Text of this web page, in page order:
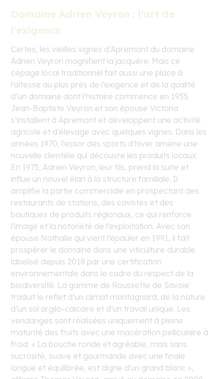
Domaine Adrien Veyron : l’art de
l’exigence
Certes, les vieilles vignes d’Apremont du domaine
Adrien Veyron magnifient la jacquère. Mais ce
cépage local traditionnel fait aussi une place à
l’altesse au plus près de l’exigence et de la qualité
d’un domaine dont l’histoire commence en 1955.
Jean-Baptiste Veyron et son épouse Victoria
s’installent à Apremont et développent une activité
agricole et d’élevage avec quelques vignes. Dans les
années 1970, l’essor des sports d’hiver amène une
nouvelle clientèle qui découvre les produits locaux.
En 1975, Adrien Veyron, leur fils, prend la suite et
influe un nouvel élan à la structure familiale. Il
amplifie la partie commerciale en prospectant des
restaurants de stations, des cavistes et des
boutiques de produits régionaux, ce qui renforce
l’image et la notoriété de l’exploitation. Avec son
épouse Nathalie qui vient l’épauler en 1991, il fait
prospérer le domaine dans une viticulture durable
labelisé depuis 2018 par une certification
environnementale dans le cadre du respect de la
biodiversité. La gamme de Roussette de Savoie
traduit le reflet d’un climat montagnard, de la nature
d’un sol argilo-calcaire et d’un travail unique. Les
vendanges sont réalisées uniquement à pleine
maturité des fruits avec une macération pelliculaire à
froid. « La bouche ronde et agréable, mais sans
sucrosité, suave et gourmande avec une finale
longue et équilibrée, est digne d'un grand blanc »,